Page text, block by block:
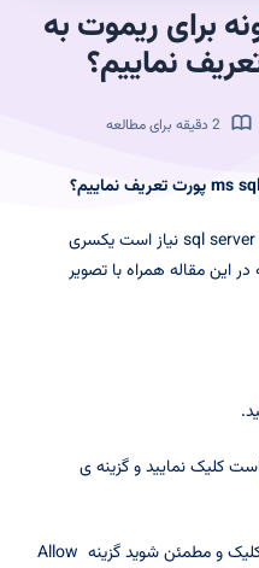
برای ریموت به
ms sqlپورت تعریف نماییم؟
برای اختصاص یک شماره پورت به موتور sql server نیاز است یکسری
این مقاله همراه با تصویر
کلیک نمایید و گزینه ی
۳- سپس بر روی گزینه ی Connectionکلیک و مطمئن شوید گزینه Allow